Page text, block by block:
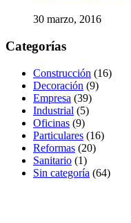
30 marzo, 2016
Categorías
Construcción (16)
Decoración (9)
Empresa (39)
Industrial (5)
Oficinas (9)
Particulares (16)
Reformas (20)
Sanitario (1)
Sin categoría (64)